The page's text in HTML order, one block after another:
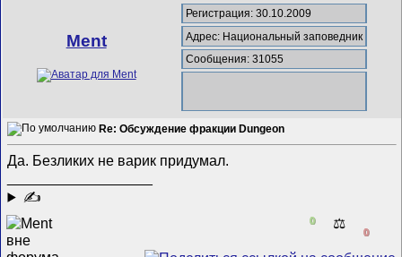
Ment
Регистрация: 30.10.2009
Адрес: Национальный заповедник
Сообщения: 31055
Re: Обсуждение фракции Dungeon
Да. Безликих не варик придумал.
✍
0 ⚖️
0